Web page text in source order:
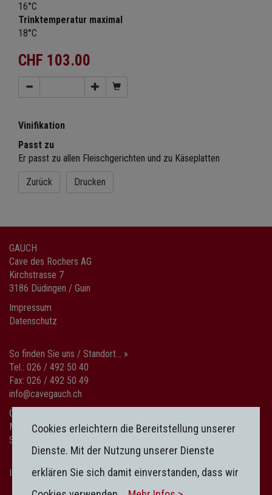
Cookies erleichtern die Bereitstellung unserer
Dienste. Mit der Nutzung unserer Dienste
erklären Sie sich damit einverstanden, dass wir
16°C
Trinktemperatur maximal
18°C
CHF 103.00
Vinifikation
Passt zu
Er passt zu allen Fleischgerichten und zu Käseplatten
Zurück Drucken
GAUCH
Cave des Rochers AG
Kirchstrasse 7
3186 Düdingen / Guin
Impressum
Datenschutz
So finden Sie uns / Standort... »
Tel.: 026 / 492 50 40
Fax: 026 / 492 50 49
info@cavegauch.ch
Öffnungszeiten
Mo-Fr: 08:00-12:00 / 13:30-18:30
Sa: 08:00-15:00
Impressum|Datenschutz